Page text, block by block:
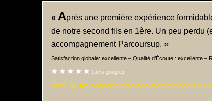
« Après une première expérience
de notre second fils en 1ère. Un peu perdu
accompagnement Parcoursup. »
Satisfaction globale: excellente – Qualité d’Écoute : excellente
(avis google)
Mme M, fils scolarisé au lycée Montalembert à